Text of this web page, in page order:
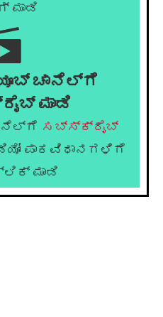
ಮಾಡಿ
ಚಾನೆಲ್ಗೆ
ಮಾಡಿ
ಸಬ್ಸ್ಕ್ರೈಬ್
ಪಾಕವಿಧಾನಗಳಿಗೆ
ಮಾಡಿ